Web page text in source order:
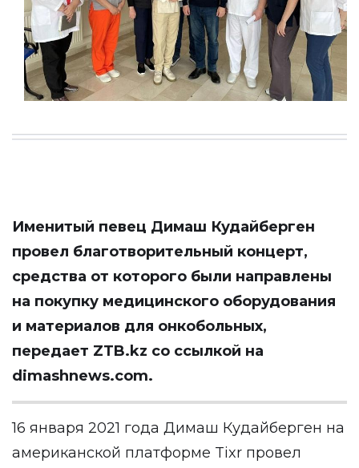
Именитый певец Димаш Кудайберген
провел благотворительный концерт,
средства от которого были направлены
на покупку медицинского оборудования
и материалов для онкобольных,
передает ZTB.kz со ссылкой на
dimashnews.com.
16 января 2021 года Димаш Кудайберген на
американской платформе Tixr провел